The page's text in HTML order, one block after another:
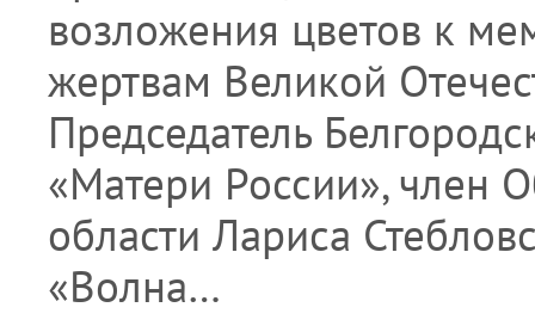
возложения цветов к
жертвам Великой
Председатель
«Матери России», член
области Лариса
«Волна…